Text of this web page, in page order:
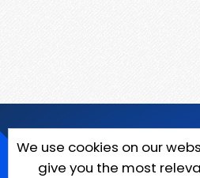
We use cookies on our
give you the most